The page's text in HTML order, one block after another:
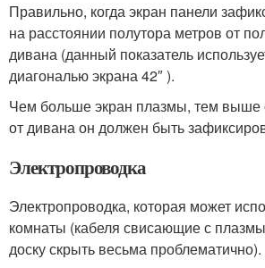
Правильно, когда экран панели
на расстоянии полутора метров от
дивана (данный показатель
диагональю экрана 42″ ).
Чем больше экран плазмы, тем выше
от дивана он должен быть
Электропроводка
Электропроводка, которая может
комнаты (кабеля свисающие с
доску скрыть весьма проблематично).